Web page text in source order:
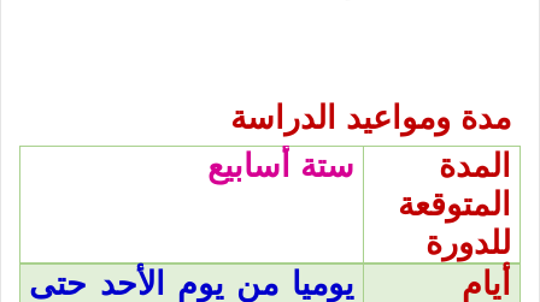
مدة ومواعيد الدراسة
المدة
المتوقعة
للدورة
ستة أسابيع
أيام
يوميا من يوم الأحد حتى